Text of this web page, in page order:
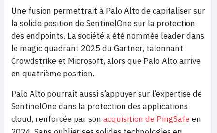
Une fusion permettrait à Palo Alto de capitaliser sur
la solide position de SentinelOne sur la protection
des endpoints. La société a été nommée leader dans
le magic quadrant 2025 du Gartner, talonnant
Crowdstrike et Microsoft, alors que Palo Alto arrive
en quatrième position.
Palo Alto pourrait aussi s’appuyer sur l’expertise de
SentinelOne dans la protection des applications
cloud, renforcée par son acquisition de PingSafeen